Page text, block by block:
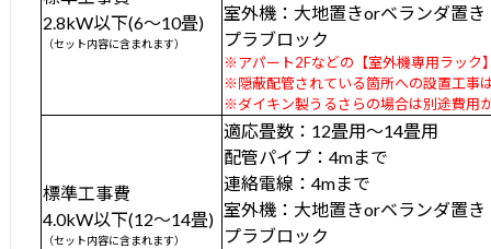
2.8kW以下(6～10畳)
（セット内容に含まれます）
室外機：大地置きorベランダ置き
プラブロック
※アパート2Fなどの【室外機専用ラック
※隠蔽配管されている箇所への設置工事
※ダイキン製うるさらの場合は別途費用
標準工事費
4.0kW以下(12～14畳)
（セット内容に含まれます）
適応畳数：12畳用～14畳用
配管パイプ：4mまで
連絡電線：4mまで
室外機：大地置きorベランダ置き
プラブロック